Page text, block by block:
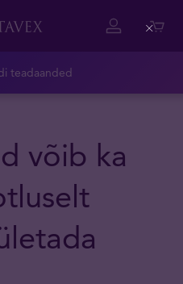
teadaanded
võib ka
Close